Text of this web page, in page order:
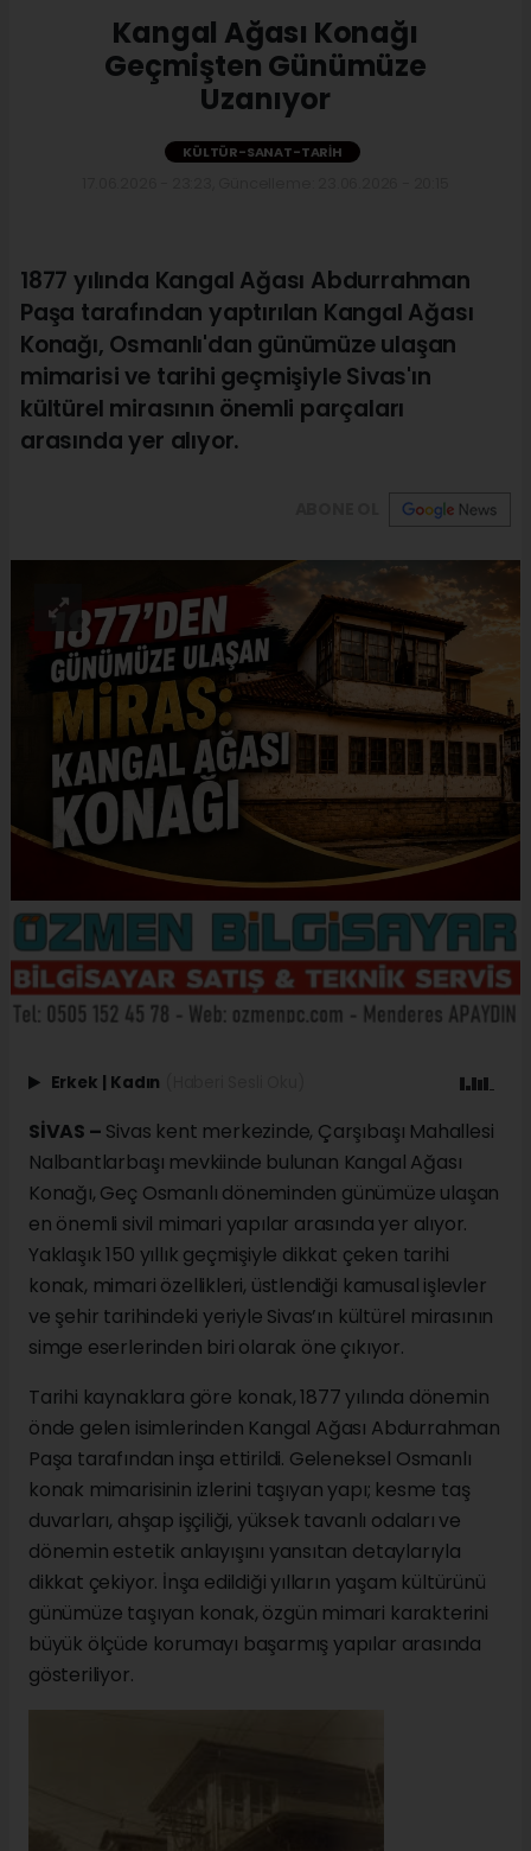
Kangal Ağası Konağı
Geçmişten Günümüze
Uzanıyor
KÜLTÜR-SANAT-TARIH
1877 yılında Kangal Ağası Abdurrahman
Paşa tarafından yaptırılan Kangal Ağası
Konağı, Osmanlı'dan günümüze ulaşan
mimarisi ve tarihi geçmişiyle Sivas'ın
kültürel mirasının önemli parçaları
arasında yer alıyor.
Erkek | Kadın
SİVAS – Sivas kent merkezinde, Çarşıbaşı Mahallesi
Nalbantlarbaşı mevkiinde bulunan Kangal Ağası
Konağı, Geç Osmanlı döneminden günümüze ulaşan
en önemli sivil mimari yapılar arasında yer alıyor.
Yaklaşık 150 yıllık geçmişiyle dikkat çeken tarihi
konak, mimari özellikleri, üstlendiği kamusal işlevler
ve şehir tarihindeki yeriyle Sivas’ın kültürel mirasının
simge eserlerinden biri olarak öne çıkıyor.
Tarihi kaynaklara göre konak, 1877 yılında dönemin
önde gelen isimlerinden Kangal Ağası Abdurrahman
Paşa tarafından inşa ettirildi. Geleneksel Osmanlı
konak mimarisinin izlerini taşıyan yapı; kesme taş
duvarları, ahşap işçiliği, yüksek tavanlı odaları ve
dönemin estetik anlayışını yansıtan detaylarıyla
dikkat çekiyor. İnşa edildiği yılların yaşam kültürünü
günümüze taşıyan konak, özgün mimari karakterini
büyük ölçüde korumayı başarmış yapılar arasında
gösteriliyor.